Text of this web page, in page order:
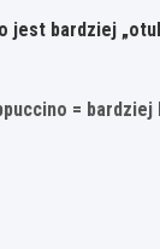
jest bardziej
= bardziej